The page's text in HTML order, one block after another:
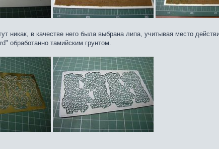
никак, в качестве него была выбрана липа, учитывая место
обработанно тамийским грунтом.